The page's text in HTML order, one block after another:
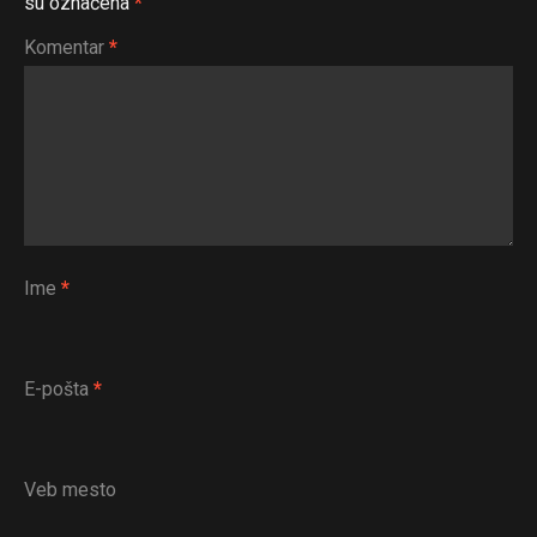
Komentar *
Ime *
E-pošta *
Veb mesto